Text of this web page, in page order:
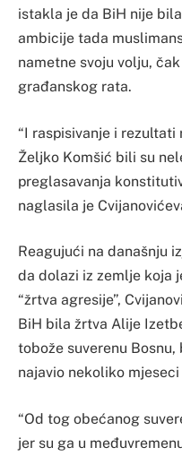
istakla je da BiH nije
ambicije tada
nametne svoju volju,
građanskog rata.
“I raspisivanje i
Željko Komšić bili su
preglasavanja
naglasila je
Reagujući na današnju
da dolazi iz zemlje koja
“žrtva agresije”,
BiH bila žrtva Alije
tobože suverenu
najavio nekoliko mjeseci
“Od tog obećanog
jer su ga u